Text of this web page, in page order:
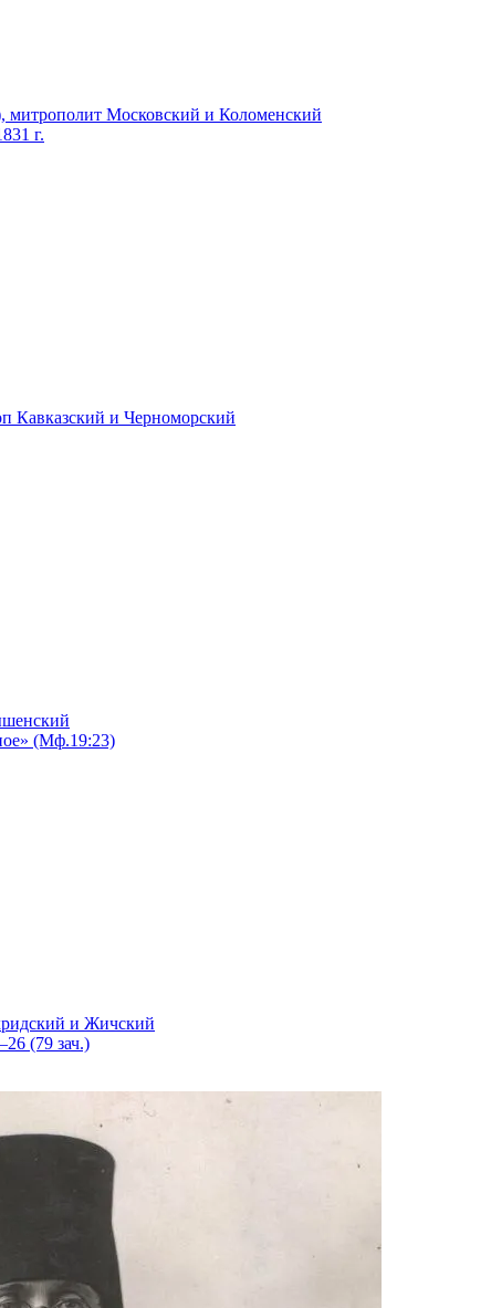
митрополит Московский и Коломенский
г.
Кавказский и Черноморский
(Мф.19:23)
и Жичский
(79 зач.)